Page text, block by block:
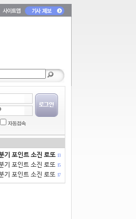
기 포인트 소진 로또 13
기 포인트 소진 로또 15
기 포인트 소진 로또 17